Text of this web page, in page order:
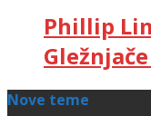
Phillip
Nove teme